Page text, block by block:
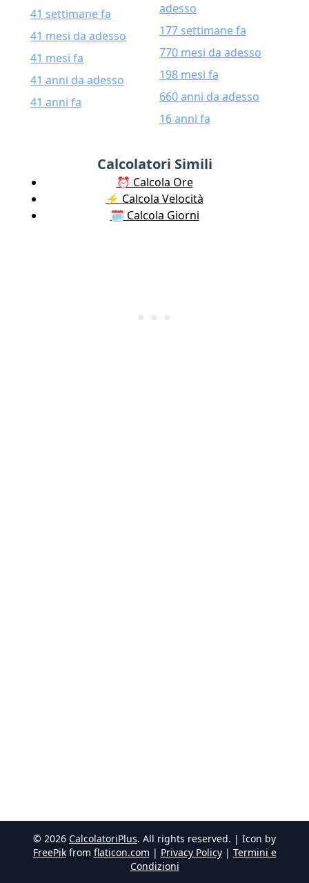
41 settimane fa
41 mesi da adesso
41 mesi fa
41 anni da adesso
41 anni fa
adesso
177 settimane fa
770 mesi da adesso
198 mesi fa
660 anni da adesso
16 anni fa
Calcolatori Simili
⏰ Calcola Ore
⚡️ Calcola Velocità
🗓️ Calcola Giorni
© 2026 CalcolatoriPlus. All rights reserved. | Icon by
FreePik from flaticon.com | Privacy Policy| Termini e
Condizioni